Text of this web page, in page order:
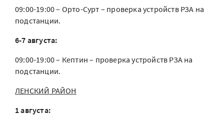
09:00-19:00 – Орто-Сурт – проверка устройств РЗА на
подстанции.
6-7 августа:
09:00-19:00 – Кептин – проверка устройств РЗА на
подстанции.
ЛЕНСКИЙ РАЙОН
1 августа: